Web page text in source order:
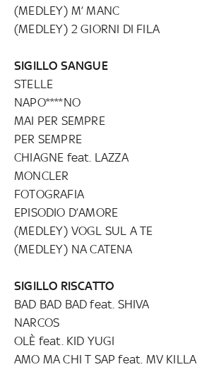
(MEDLEY) M’ MANC
(MEDLEY) 2 GIORNI DI FILA
SIGILLO SANGUE
STELLE
NAPO****NO
MAI PER SEMPRE
PER SEMPRE
CHIAGNE feat. LAZZA
MONCLER
FOTOGRAFIA
EPISODIO D’AMORE
(MEDLEY) VOGL SUL A TE
(MEDLEY) NA CATENA
SIGILLO RISCATTO
BAD BAD BAD feat. SHIVA
NARCOS
OLÈ feat. KID YUGI
AMO MA CHI T SAP feat. MV KILLA